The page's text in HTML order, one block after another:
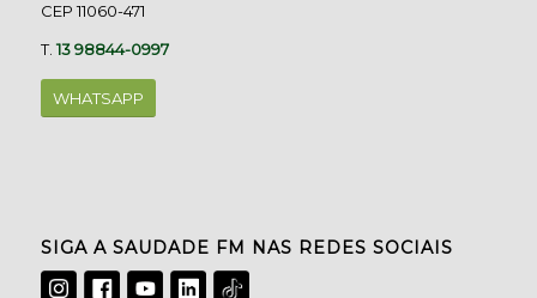
CEP 11060-471
T.13 98844-0997
WHATSAPP
SIGA A SAUDADE FM NAS REDES SOCIAIS